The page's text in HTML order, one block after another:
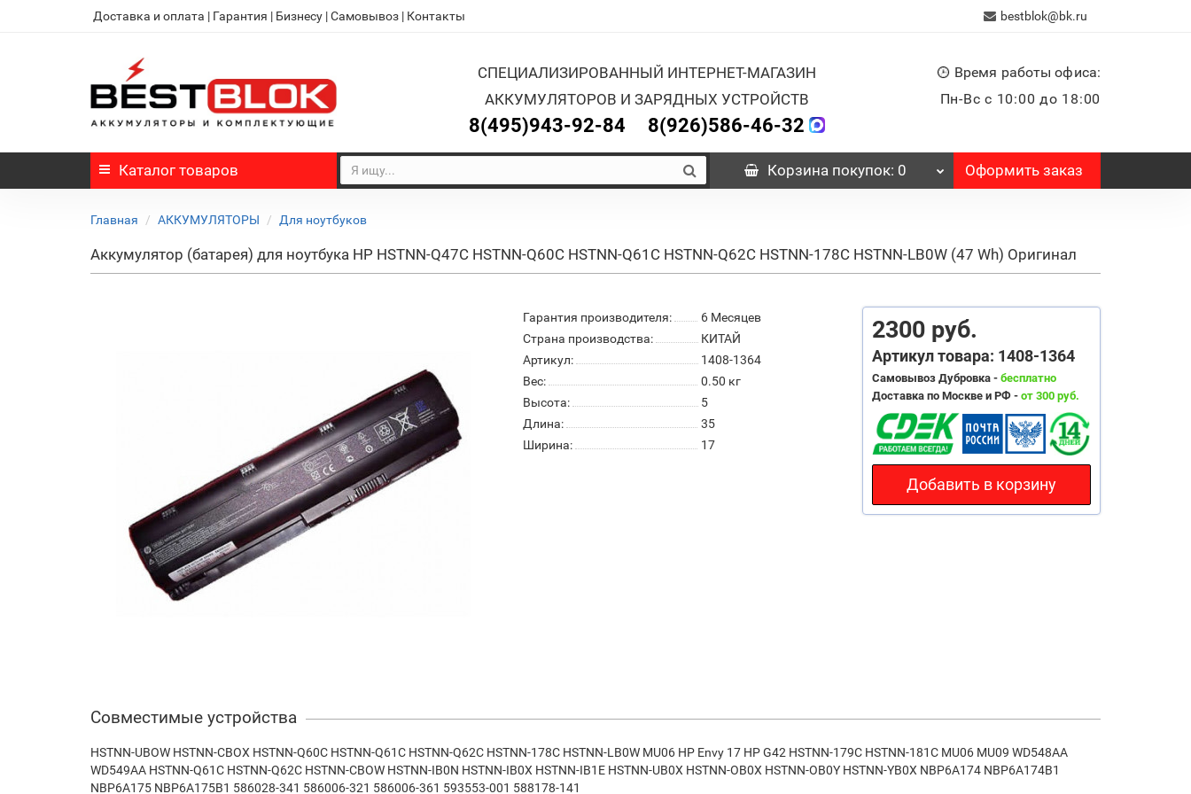
Доставка и оплата | Гарантия | Бизнесу |Самовывоз | Контакты bestblok@bk.ru
СПЕЦИАЛИЗИРОВАННЫЙ ИНТЕРНЕТ-МАГАЗИН
АККУМУЛЯТОРОВ И ЗАРЯДНЫХ УСТРОЙСТВ
8(495)943-92-84 8(926)586-46-32
Время работы офиса:
Пн-Вс с 10:00 до 18:00
Каталог товаров Корзина покупок: 0 Оформить заказ
Главная АККУМУЛЯТОРЫ Для ноутбуков
Аккумулятор (батарея) для ноутбука HP HSTNN-Q47C HSTNN-Q60C HSTNN-Q61C HSTNN-Q62C HSTNN-178C HSTNN-LB0W (47 Wh) Оригинал
Гарантия производителя:
6 Месяцев
Страна производства:
КИТАЙ
Артикул:
1408-1364
Вес:
0.50 кг
Высота:
5
Длина:
35
Ширина:
17
2300 руб.
Артикул товара: 1408-1364
Самовывоз Дубровка - бесплатно
Доставка по Москве и РФ - от 300 руб.
Добавить в корзину
Совместимые устройства
HSTNN-UBOW HSTNN-CBOX HSTNN-Q60C HSTNN-Q61C HSTNN-Q62C HSTNN-178C HSTNN-LB0W MU06 HP Envy 17 HP G42 HSTNN-179C HSTNN-181C MU06 MU09 WD548AA
WD549AA HSTNN-Q61C HSTNN-Q62C HSTNN-CBOW HSTNN-IB0N HSTNN-IB0X HSTNN-IB1E HSTNN-UB0X HSTNN-OB0X HSTNN-OB0Y HSTNN-YB0X NBP6A174 NBP6A174B1
NBP6A175 NBP6A175B1 586028-341 586006-321 586006-361 593553-001 588178-141